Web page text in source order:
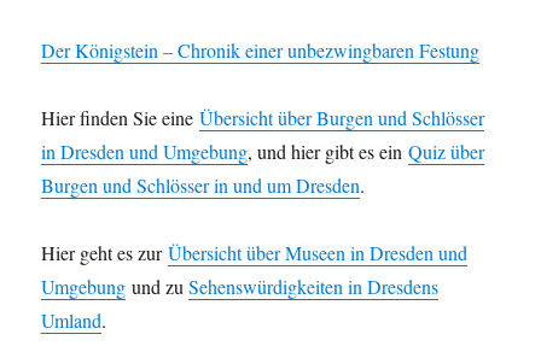
Der Königstein – Chronik einer unbezwingbaren Festung
Hier finden Sie eineÜbersicht über Burgen und Schlösser
in Dresden und Umgebung, und hier gibt es einQuiz über
Burgen und Schlösser in und um Dresden.
Hier geht es zurÜbersicht über Museen in Dresden und
Umgebung und zuSehenswürdigkeiten in Dresdens
Umland.